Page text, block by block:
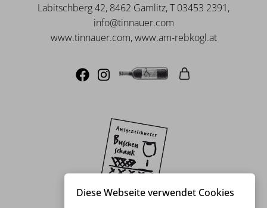
Diese Webseite verwendet Cookies
Labitschberg 42, 8462 Gamlitz, T 03453 2391,
info@tinnauer.com
www.tinnauer.com, www.am-rebkogl.at